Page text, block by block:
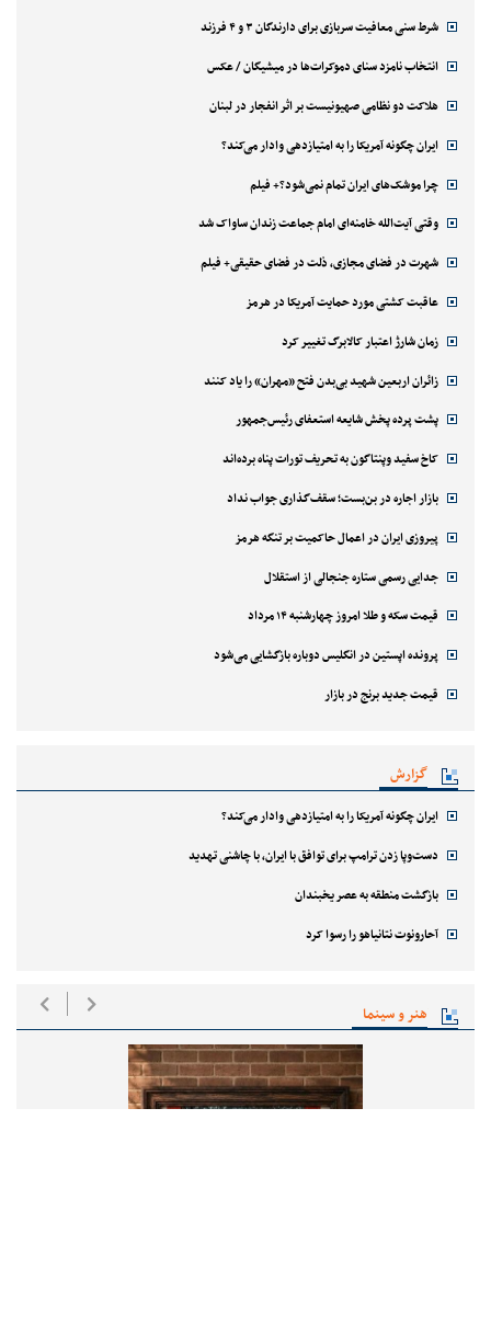
شرط سنی معافیت سربازی برای دارندگان ۳ و ۴ فرزند
انتخاب نامزد سنای دموکرات‌ها در میشیگان / عکس
هلاکت دو نظامی صهیونیست بر اثر انفجار در لبنان
ایران چگونه آمریکا را به امتیازدهی وادار می‌کند؟
چرا موشک‌های ایران تمام نمی‌شود؟+ فیلم
وقتی آیت‌الله خامنه‌ای امام جماعت زندان ساواک شد
شهرت در فضای مجازی، ذلت در فضای حقیقی+ فیلم
عاقبت کشتی مورد حمایت آمریکا در هرمز
زمان شارژ اعتبار کالابرگ تغییر کرد
زائران اربعین شهید بی‌بدن فتح «مهران» را یاد کنند
پشت پرده پخش شایعه استعفای رئیس‌جمهور
کاخ سفید وپنتاگون به تحریف تورات پناه برده‌اند
بازار اجاره در بن‌بست؛ سقف‌گذاری جواب نداد
پیروزی ایران در اعمال حاکمیت بر تنگه هرمز
جدایی رسمی ستاره جنجالی از استقلال
قیمت سکه و طلا امروز چهارشنبه ۱۴ مرداد
پرونده اپستین در انگلیس دوباره بازگشایی می‌شود
قیمت جدید برنج در بازار
گزارش
ایران چگونه آمریکا را به امتیازدهی وادار می‌کند؟
دست‌وپا زدن ترامپ برای توافق با ایران، با چاشنی تهدید
بازگشت منطقه به عصر یخبندان
آحارونوت نتانیاهو را رسوا کرد
هنر و سینما